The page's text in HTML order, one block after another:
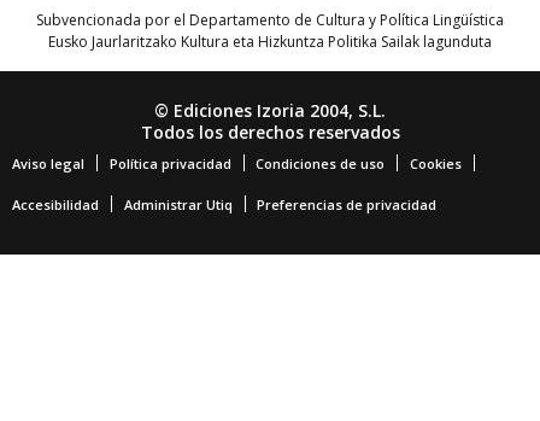
Subvencionada por el Departamento de Cultura y Política Lingüística
Eusko Jaurlaritzako Kultura eta Hizkuntza Politika Sailak lagunduta
© Ediciones Izoria 2004, S.L.
Todos los derechos reservados
Aviso legal Política privacidad Condiciones de uso Cookies
Accesibilidad Administrar Utiq Preferencias de privacidad